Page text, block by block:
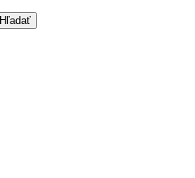
Hľadať